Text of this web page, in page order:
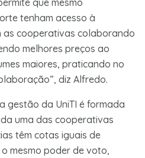
tenham acesso à
as cooperativas colaborando
melhores preços ao
maiores, praticando no
diz Alfredo.
gestão da UniTI é formada
uma das cooperativas
têm cotas iguais de
mesmo poder de voto,